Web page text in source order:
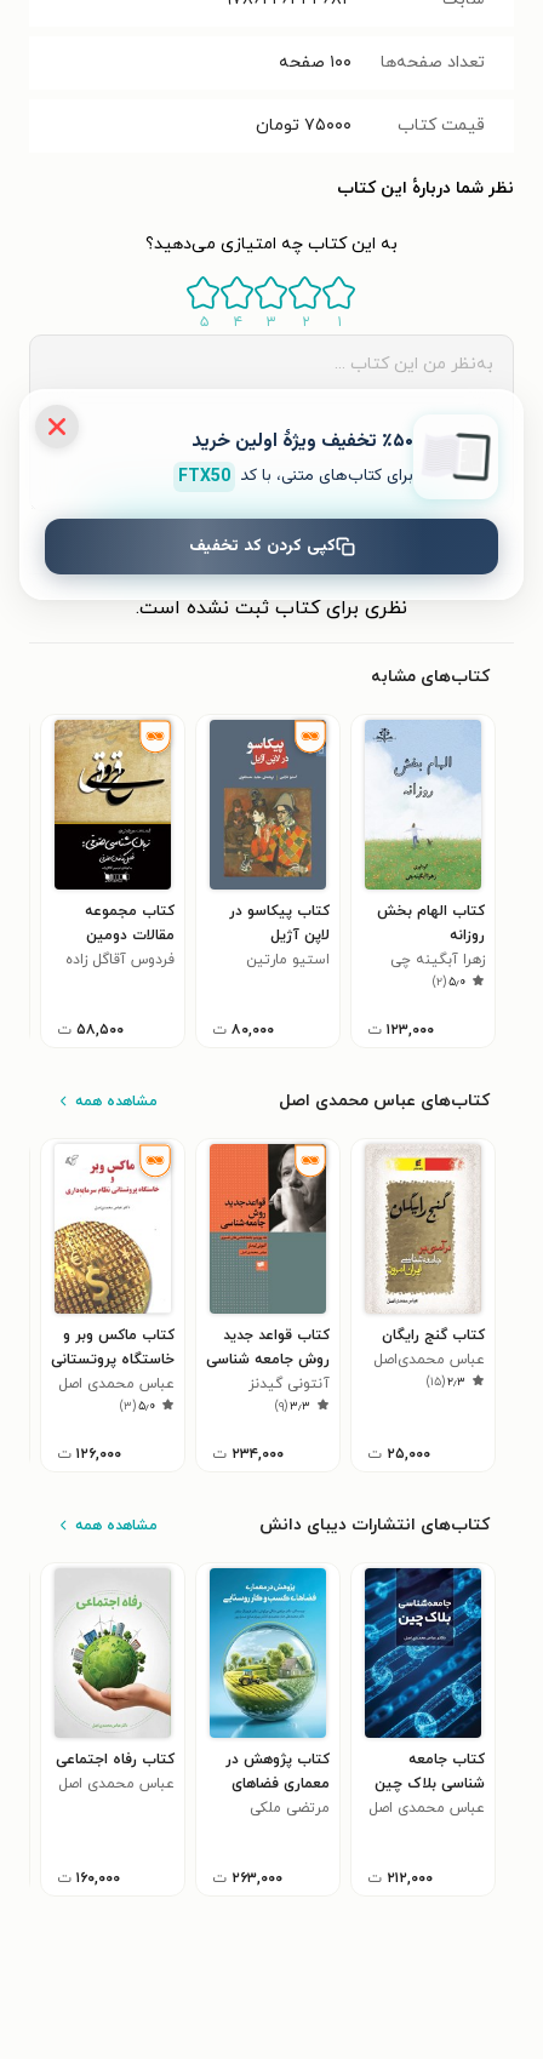
تعداد صفحه‌ها ۱۰۰ صفحه
قیمت کتاب ۷۵۰۰۰ تومان
نظر شما دربارهٔ این کتاب
به این کتاب چه امتیازی می‌دهید؟
۱ ۲ ۳ ۴ ۵
ثبت نظر
نظری برای کتاب ثبت نشده است.
کتاب‌های مشابه
کتاب الهام بخش
روزانه
زهرا آبگینه چی
۵٫۰(۲)
۱۲۳,۰۰۰ ت
کتاب پیکاسو در
لاپن آژیل
استیو مارتین
۸۰,۰۰۰ ت
کتاب مجموعه
مقالات دومین
همایش ملی
فردوس آقاگل‌ زاده
۵۸,۵۰۰ ت
کتاب‌های عباس محمدی اصل مشاهده همه
کتاب گنج رایگان
عباس محمدی‌اصل
۲٫۳(۱۵)
۲۵,۰۰۰ ت
کتاب قواعد جدید
روش جامعه شناسی
آنتونی گیدنز
۳٫۳(۹)
۲۳۴,۰۰۰ ت
کتاب ماکس وبر و
خاستگاه پروتستانی
نظام سرمایه داری
عباس محمدی اصل
۵٫۰(۳)
۱۲۶,۰۰۰ ت
کتاب‌های انتشارات دیبای دانش مشاهده همه
کتاب جامعه
شناسی بلاک چین
عباس محمدی اصل
۲۱۲,۰۰۰ ت
کتاب پژوهش در
معماری فضاهای
کسب و کارهای
مرتضی ملکی
۲۶۳,۰۰۰ ت
کتاب رفاه اجتماعی
عباس محمدی اصل
۱۶۰,۰۰۰ ت
٪۵۰ تخفیف ویژۀ اولین خرید
برای کتاب‌های متنی، با کد FTX50
کپی کردن کد تخفیف